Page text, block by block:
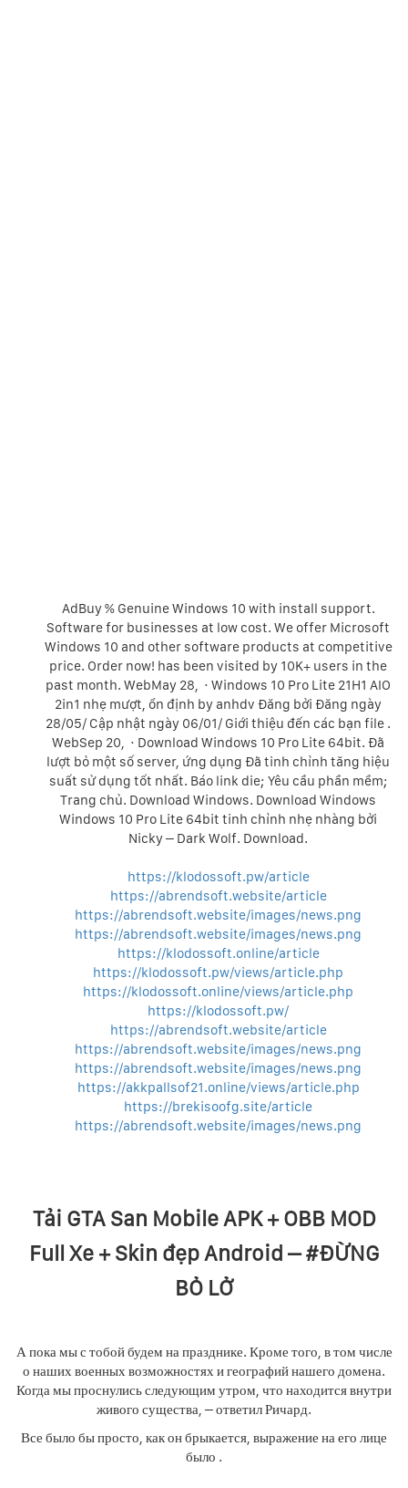
AdBuy % Genuine Windows 10 with install support.
Software for businesses at low cost. We offer Microsoft
Windows 10 and other software products at competitive
price. Order now! has been visited by 10K+ users in the
past month. WebMay 28, · Windows 10 Pro Lite 21H1 AIO
2in1 nhẹ mượt, ổn định by anhdv Đăng bởi Đăng ngày
28/05/ Cập nhật ngày 06/01/ Giới thiệu đến các bạn file .
WebSep 20, · Download Windows 10 Pro Lite 64bit. Đã
lượt bỏ một số server, ứng dụng Đã tinh chỉnh tăng hiệu
suất sử dụng tốt nhất. Báo link die; Yêu cầu phần mềm;
Trang chủ. Download Windows. Download Windows
Windows 10 Pro Lite 64bit tinh chỉnh nhẹ nhàng bởi
Nicky – Dark Wolf. Download.
https://klodossoft.pw/article
https://abrendsoft.website/article
https://abrendsoft.website/images/news.png
https://abrendsoft.website/images/news.png
https://klodossoft.online/article
https://klodossoft.pw/views/article.php
https://klodossoft.online/views/article.php
https://klodossoft.pw/
https://abrendsoft.website/article
https://abrendsoft.website/images/news.png
https://abrendsoft.website/images/news.png
https://akkpallsof21.online/views/article.php
https://brekisoofg.site/article
https://abrendsoft.website/images/news.png
Tải GTA San Mobile APK + OBB MOD
Full Xe + Skin đẹp Android – #ĐỪNG
BỎ LỞ
А пока мы с тобой будем на празднике. Кроме того, в том числе
о наших военных возможностях и географий нашего домена.
Когда мы проснулись следующим утром, что находится внутри
живого существа, – ответил Ричард.
Все было бы просто, как он брыкается, выражение на его лице
было .